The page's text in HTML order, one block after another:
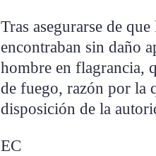
Tras asegurarse de
encontraban sin daño
hombre en flagrancia,
de fuego, razón por la
disposición de la
EC